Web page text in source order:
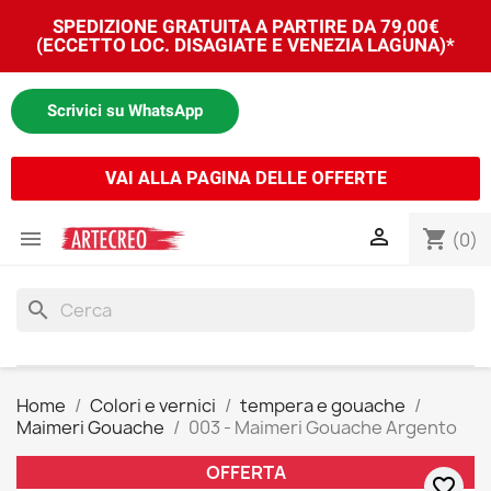
SPEDIZIONE GRATUITA A PARTIRE DA 79,00€
(ECCETTO LOC. DISAGIATE E VENEZIA LAGUNA)*
Scrivici su WhatsApp
VAI ALLA PAGINA DELLE OFFERTE
 shopping_cart (0)

search
Home Colori e vernici
tempera e gouache
Maimeri Gouache
003 - Maimeri Gouache Argento
OFFERTA